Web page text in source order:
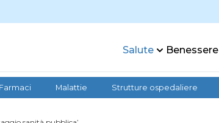
Salute Benessere
Farmaci Malattie Strutture ospedaliere